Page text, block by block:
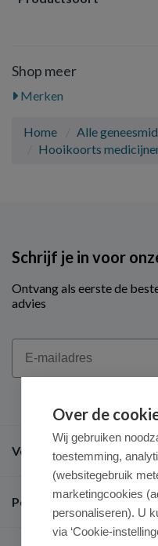
Shop meer
Merken
Home
Alle
Hooikoorts
Schrijf je in voor
Ontvang als eerste de
advies
Email
Veel gestelde vragen
Populaire merken
Over de
Wij gebruiken
toestemming,
(websitegebruik
marketingcookies
personaliseren). U
via ‘Cookie-